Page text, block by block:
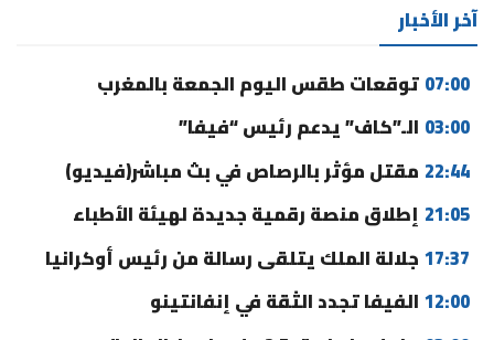
آخر الأخبار
07:00 توقعات طقس اليوم الجمعة بالمغرب
03:00 الـ”كاف” يدعم رئيس “فيفا”
22:44 مقتل مؤثر بالرصاص في بث مباشر(فيديو)
21:05 إطلاق منصة رقمية جديدة لهيئة الأطباء
17:37 جلالة الملك يتلقى رسالة من رئيس أوكرانيا
12:00 الفيفا تجدد الثقة في إنفانتينو